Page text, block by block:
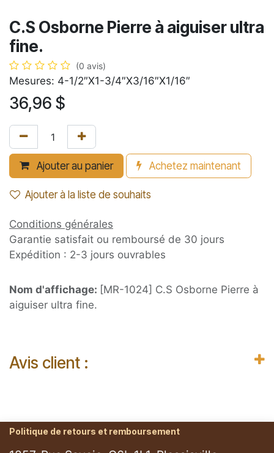
C.S Osborne Pierre à aiguiser ultra
fine.
(0 avis)
Mesures: 4-1/2″X1-3/4″X3/16″X1/16″
36,96 $
Ajouter au panier Achetez maintenant
Ajouter à la liste de souhaits
Conditions générales
Garantie satisfait ou remboursé de 30 jours
Expédition : 2-3 jours ouvrables
Nom d'affichage: [MR-1024] C.S Osborne Pierre à
aiguiser ultra fine.
Avis client :
Politique de retours et remboursement